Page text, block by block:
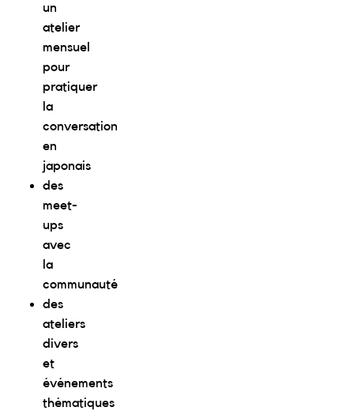
un
atelier
mensuel
pour
pratiquer
la
conversation
en
japonais
des
meet-
ups
avec
la
communauté
des
ateliers
divers
et
événements
thématiques